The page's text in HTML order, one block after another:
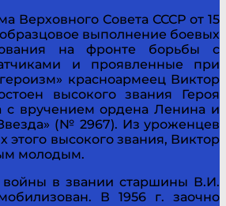
Верховного Совета СССР от 15
выполнение боевых
на фронте борьбы с
и проявленные при
красноармеец Виктор
высокого звания Героя
с вручением ордена Ленина и
(№ 2967). Из уроженцев
этого высокого звания, Виктор
молодым.
войны в звании старшины В.И.
В 1956 г. заочно